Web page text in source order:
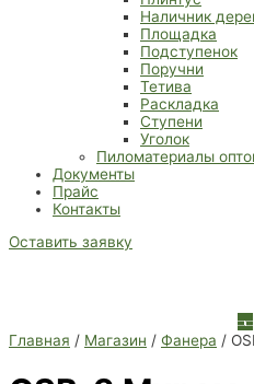
Наличник
Площадка
Подступенок
Поручни
Тетива
Раскладка
Ступени
Уголок
Пиломатериалы
Документы
Прайс
Контакты
Оставить заявку
Главная / Магазин / Фанера /